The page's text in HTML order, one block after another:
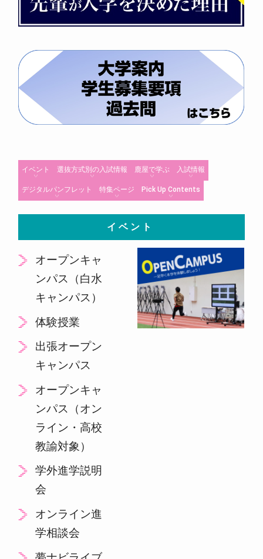
イベント 選抜方式別の入試情報 鹿屋で学ぶ 入試情報
デジタルパンフレット 特集ページ Pick Up Contents
イベント
オープンキャ
ンパス（白水
キャンパス）
体験授業
出張オープン
キャンパス
オープンキャ
ンパス（オン
ライン・高校
教諭対象）
学外進学説明
会
オンライン進
学相談会